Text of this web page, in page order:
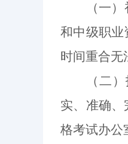
（一
和中级职业
时间重合无
（二
实、准确
格考试办公